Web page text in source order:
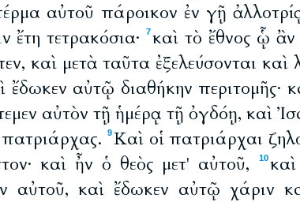
αὐτοῦ πάροικον ἐν γῇ
ἔτη τετρακόσια·
7 καὶ τὸ ἔθνος ᾧ ἂν
καὶ μετὰ ταῦτα ἐξελεύσονται καὶ
ἔδωκεν αὐτῷ διαθήκην περιτομῆς·
αὐτὸν τῇ ἡμέρᾳ τῇ ὀγδόῃ, καὶ
9Καὶ οἱ πατριάρχαι
καὶ ἦν ὁ θεὸς μετ' αὐτοῦ,
10
καὶ ἔδωκεν αὐτῷ χάριν